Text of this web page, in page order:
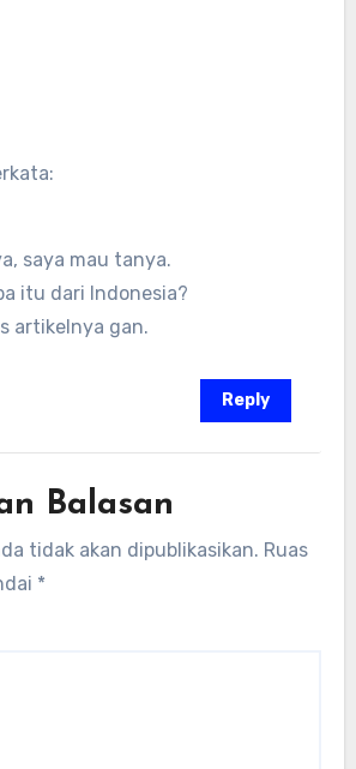
saya mau tanya.
itu dari Indonesia?
artikelnya gan.
Reply
Balasan
tidak akan dipublikasikan. Ruas
*